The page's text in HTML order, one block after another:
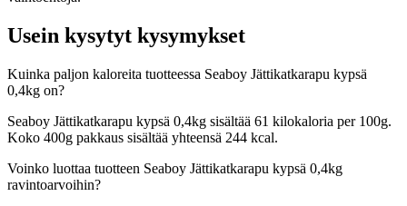
Usein kysytyt kysymykset
Kuinka paljon kaloreita tuotteessa Seaboy Jättikatkarapu kypsä
0,4kg on?
Seaboy Jättikatkarapu kypsä 0,4kg sisältää 61 kilokaloria per 100g.
Koko 400g pakkaus sisältää yhteensä 244 kcal.
Voinko luottaa tuotteen Seaboy Jättikatkarapu kypsä 0,4kg
ravintoarvoihin?